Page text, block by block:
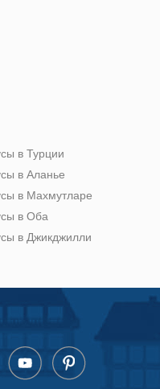
в Турции
в Аланье
в Махмутларе
в Оба
в Джикджилли